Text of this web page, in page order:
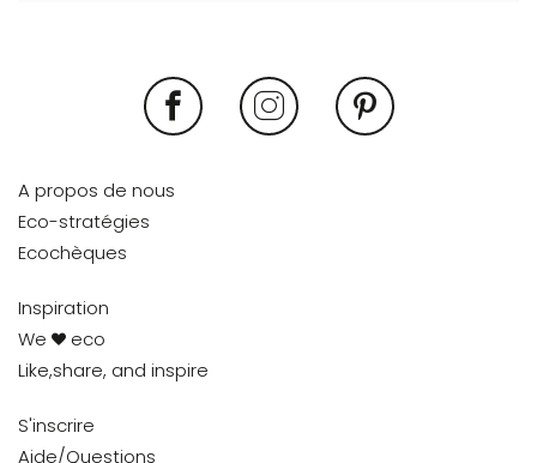
A propos de nous
Eco-stratégies
Ecochèques
Inspiration
We
eco
Like,share, and inspire
S'inscrire
Aide/Questions